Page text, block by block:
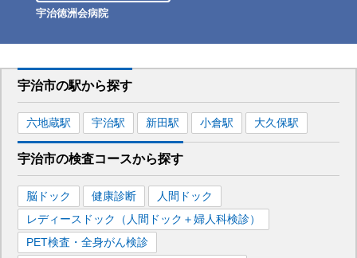
宇治徳洲会病院
宇治市の駅から探す
六地蔵駅 宇治駅 新田駅 小倉駅 大久保駅
宇治市の検査コースから探す
脳ドック 健康診断
人間ドック
レディースドック（人間ドック＋婦人科検診）
PET検査・全身がん検診